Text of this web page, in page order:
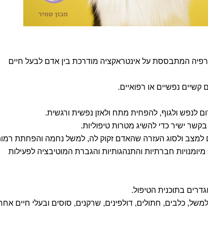
המתבססת על אינטראקציה מודרכת בין אדם לבעל חיים
נפשיים או רפואיים.
לנפש ולגוף, להפחית מתח ולאזן נפשית ורגשית.
ישיר כדי להשיג מטרות טיפוליות.
למצב ולסוג העזרה שהאדם זקוק לה, למשל נחמה והפחתת
מיומנויות חברתיות והתנהגותיות והגברת המוטיבציה לפעילות
בתוכנית הטיפול.
כלבים, חתולים, דולפינים, שרקנים, סוסים ובעלי חיים